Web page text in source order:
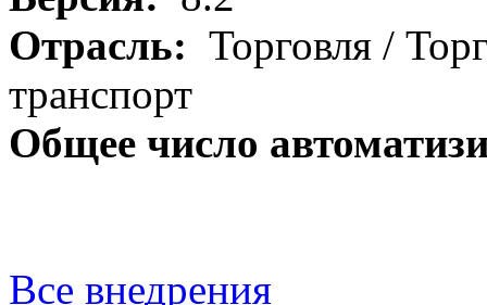
Отрасль: Торговля /
транспорт
Общее число
Все внедрения